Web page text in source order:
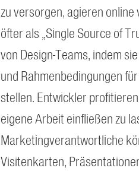
zu versorgen, agieren
öfter als „Single Source of
von Design-Teams, indem
und Rahmenbedingungen
stellen. Entwickler
eigene Arbeit einfließen zu
Marketingverantwortliche
Visitenkarten,